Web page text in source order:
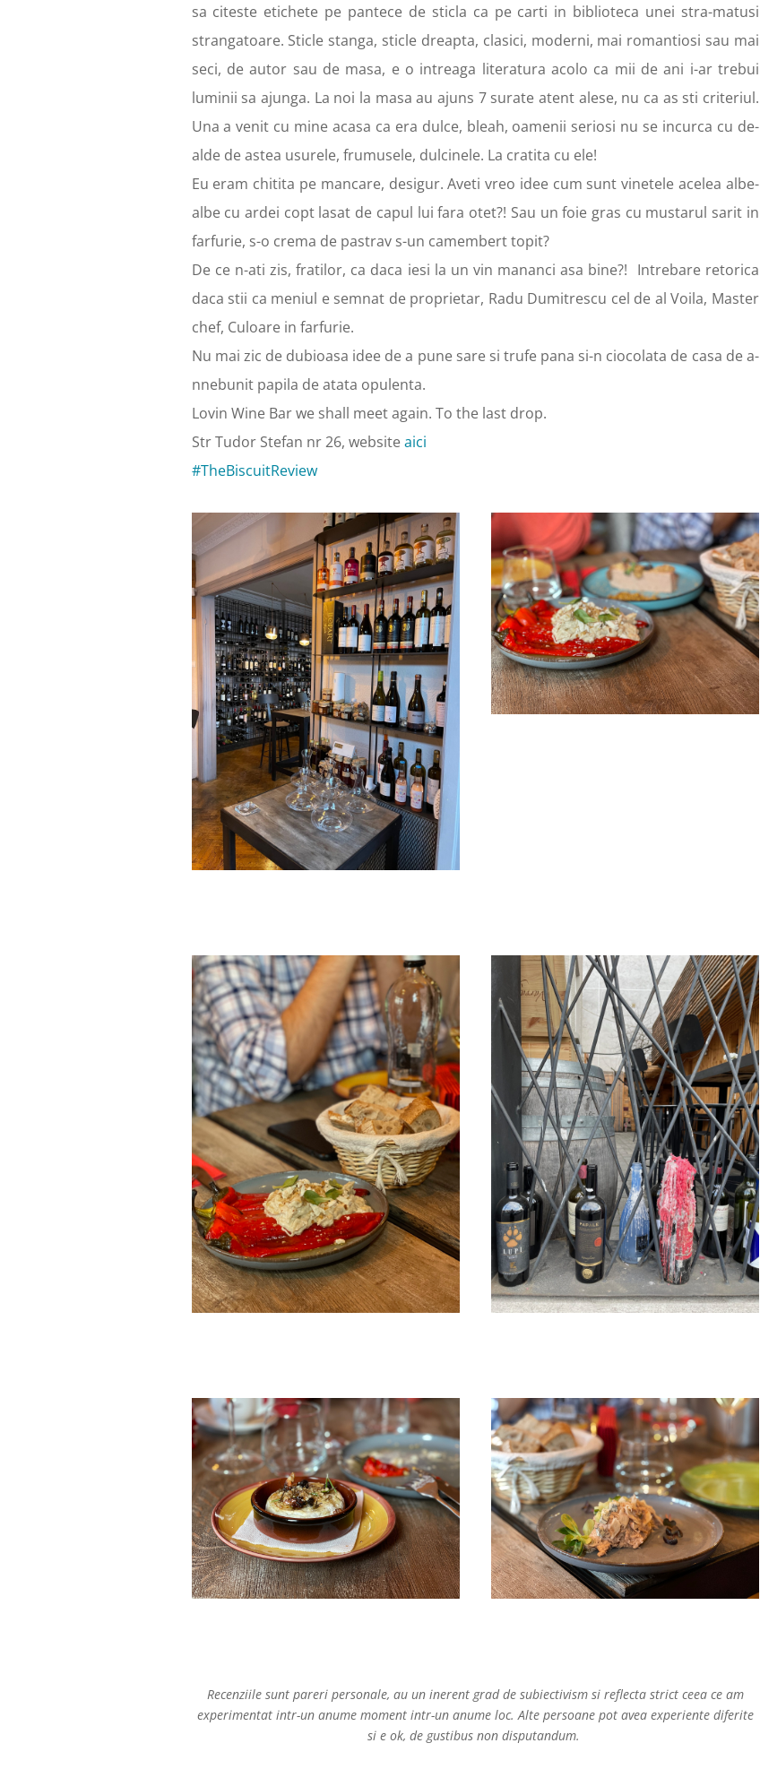
sa citeste etichete pe pantece de sticla ca pe carti in biblioteca unei stra-matusi
strangatoare. Sticle stanga, sticle dreapta, clasici, moderni, mai romantiosi sau mai
seci, de autor sau de masa, e o intreaga literatura acolo ca mii de ani i-ar trebui
luminii sa ajunga. La noi la masa au ajuns 7 surate atent alese, nu ca as sti criteriul.
Una a venit cu mine acasa ca era dulce, bleah, oamenii seriosi nu se incurca cu de-
alde de astea usurele, frumusele, dulcinele. La cratita cu ele!
Eu eram chitita pe mancare, desigur. Aveti vreo idee cum sunt vinetele acelea albe-
albe cu ardei copt lasat de capul lui fara otet?! Sau un foie gras cu mustarul sarit in
farfurie, s-o crema de pastrav s-un camembert topit?
De ce n-ati zis, fratilor, ca daca iesi la un vin mananci asa bine?! Intrebare retorica
daca stii ca meniul e semnat de proprietar, Radu Dumitrescu cel de al Voila, Master
chef, Culoare in farfurie.
Nu mai zic de dubioasa idee de a pune sare si trufe pana si-n ciocolata de casa de a-
nnebunit papila de atata opulenta.
Lovin Wine Bar we shall meet again. To the last drop.
Str Tudor Stefan nr 26, websiteaici
#TheBiscuitReview
Recenziile sunt pareri personale, au un inerent grad de subiectivism si reflecta strict ceea ce am
experimentat intr-un anume moment intr-un anume loc. Alte persoane pot avea experiente diferite
si e ok, de gustibus non disputandum.